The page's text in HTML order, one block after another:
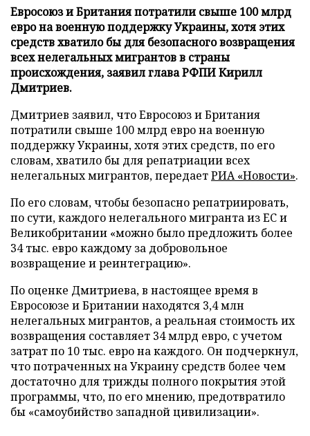
Евросоюз и Британия потратили свыше 100 млрд
евро на военную поддержку Украины, хотя этих
средств хватило бы для безопасного возвращения
всех нелегальных мигрантов в страны
происхождения, заявил глава РФПИ Кирилл
Дмитриев.
Дмитриев заявил, что Евросоюз и Британия
потратили свыше 100 млрд евро на военную
поддержку Украины, хотя этих средств, по его
словам, хватило бы для репатриации всех
нелегальных мигрантов, передаетРИА «Новости».
По его словам, чтобы безопасно репатриировать,
по сути, каждого нелегального мигранта из ЕС и
Великобритании «можно было предложить более
34 тыс. евро каждому за добровольное
возвращение и реинтеграцию».
По оценке Дмитриева, в настоящее время в
Евросоюзе и Британии находятся 3,4 млн
нелегальных мигрантов, а реальная стоимость их
возвращения составляет 34 млрд евро, с учетом
затрат по 10 тыс. евро на каждого. Он подчеркнул,
что потраченных на Украину средств более чем
достаточно для трижды полного покрытия этой
программы, что, по его мнению, предотвратило
бы «самоубийство западной цивилизации».